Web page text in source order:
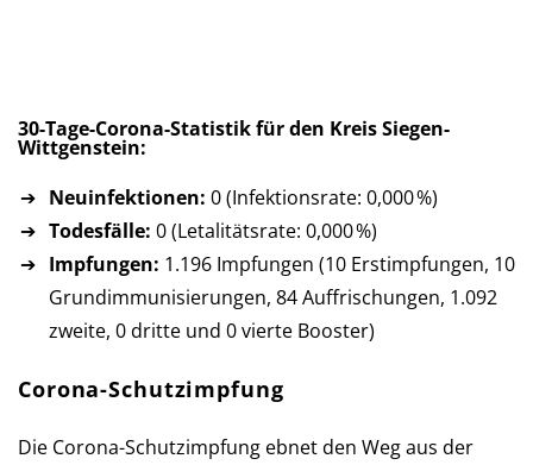
30-Tage-Corona-Statistik für den Kreis Siegen-
Wittgenstein:
Neuinfektionen: 0 (Infektionsrate: 0,000 %)
Todesfälle: 0 (Letalitätsrate: 0,000 %)
Impfungen: 1.196 Impfungen (10 Erst­imp­fun­gen, 10
Grund­im­mu­ni­sie­run­gen, 84 Auf­fri­schun­gen, 1.092
zweite, 0 dritte und 0 vierte Booster)
Corona-Schutzimpfung
Die Corona-Schutzimpfung ebnet den Weg aus der